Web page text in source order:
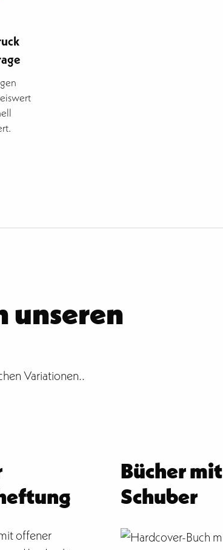
unseren
Variationen..
Bücher mit
Schuber